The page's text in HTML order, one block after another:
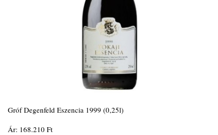
Gróf Degenfeld Eszencia 1999 (0,25l)
Ár: 168.210 Ft